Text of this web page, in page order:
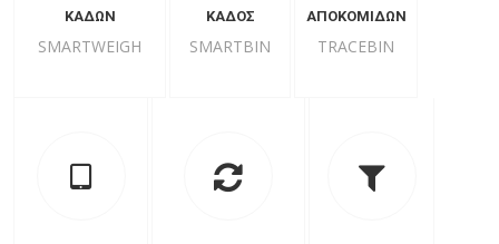
ΚΑΔΩΝ
SMARTWEIGH
ΚΑΔΟΣ
SMARTBIN
ΑΠΟΚΟΜΙΔΩΝ
TRACEBIN